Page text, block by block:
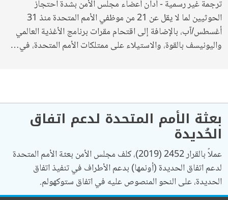
ترجمة غير رسمية - أدان أعضاء مجلس الأمن بشدة احتجاز
الحوثيين لما لا يقل عن 21 من موظفي الأمم المتحدة منذ 31
أغسطس/آب، بالإضافة إلى اقتحام مقرات برنامج الأغذية العالمي
واليونيسف بالقوة، والاستيلاء على ممتلكات الأمم المتحدة، في…
بعثة الأمم المتحدة لدعم اتفاق
الحُديدة
عملاً بالقرار 2452 (2019)، كلف مجلس الأمن بعثة الأمم المتحدة
لدعم اتفاق الحديدة (أونمها) بدعم الأطراف في تنفيذ اتفاق
الحديدة، على النحو المنصوص عليه في اتفاق ستوكهولم.